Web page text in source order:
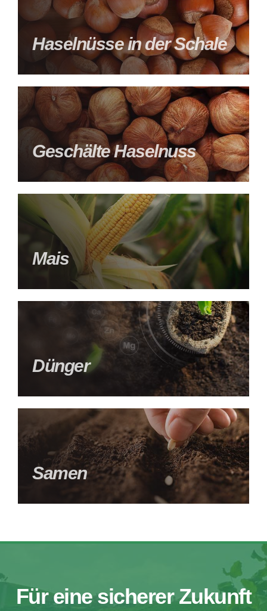
Haselnüsse in der Schale
Geschälte Haselnuss
Mais
Dünger
Samen
Für eine sicherer Zukunft